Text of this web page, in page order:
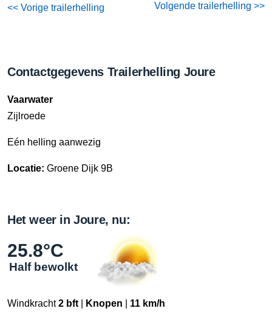
<< Vorige trailerhelling Volgende trailerhelling >>
Contactgegevens Trailerhelling Joure
Vaarwater
Zijlroede
Eén helling aanwezig
Locatie: Groene Dijk 9B
Het weer in Joure, nu:
25.8°C
Half bewolkt
Windkracht2 bft Knopen
11 km/h